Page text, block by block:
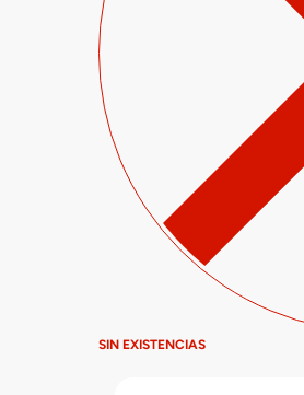
SIN EXISTENCIAS